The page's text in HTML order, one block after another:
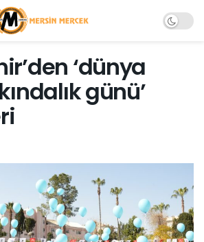
‘dünya
günü’